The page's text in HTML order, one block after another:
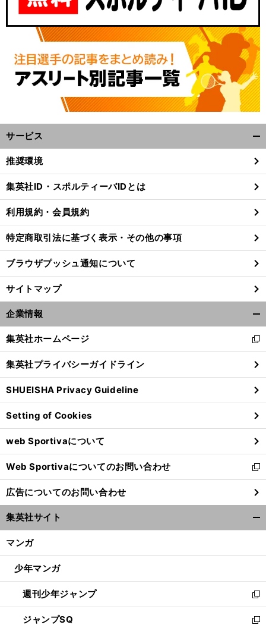
サービス
閉
る
推奨環境
集英社ID・スポルティーバIDとは
利用規約・会員規約
特定商取引法に基づく表示・その他の事項
ブラウザプッシュ通知について
サイトマップ
企業情報
閉
る
集英社ホームページ
新
し
い
ウ
ィ
ン
ド
ウ
で
開
く
集英社プライバシーガイドライン
SHUEISHA Privacy Guideline
Setting of Cookies
web Sportivaについて
Web Sportivaについてのお問い合わせ
新
し
い
ウ
ィ
ン
ウ
開
く
広告についてのお問い合わせ
集英社サイト
マンガ
少年マンガ
週刊少年ジャンプ
新
し
い
ジャンプSQ
新